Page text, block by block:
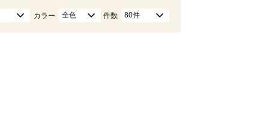
カラー 全色 件数 80件